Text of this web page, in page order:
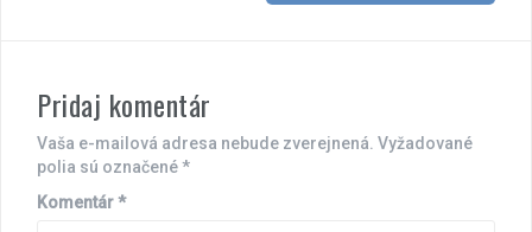
Pridaj komentár
Vaša e-mailová adresa nebude zverejnená. Vyžadované
polia sú označené*
Komentár*